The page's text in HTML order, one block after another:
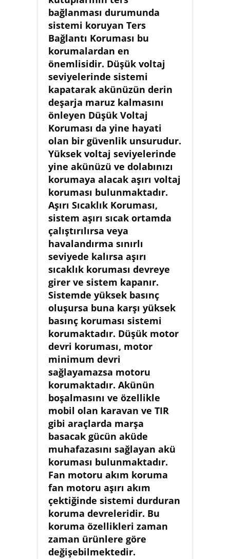
bağlanması durumunda
sistemi koruyan Ters
Bağlantı Koruması bu
korumalardan en
önemlisidir. Düşük voltaj
seviyelerinde sistemi
kapatarak akünüzün derin
deşarja maruz kalmasını
önleyen Düşük Voltaj
Koruması da yine hayati
olan bir güvenlik unsurudur.
Yüksek voltaj seviyelerinde
yine akünüzü ve dolabınızı
korumaya alacak aşırı voltaj
koruması bulunmaktadır.
Aşırı Sıcaklık Koruması,
sistem aşırı sıcak ortamda
çalıştırılırsa veya
havalandırma sınırlı
seviyede kalırsa aşırı
sıcaklık koruması devreye
girer ve sistem kapanır.
Sistemde yüksek basınç
oluşursa buna karşı yüksek
basınç koruması sistemi
korumaktadır. Düşük motor
devri koruması, motor
minimum devri
sağlayamazsa motoru
korumaktadır. Akünün
boşalmasını ve özellikle
mobil olan karavan ve TIR
gibi araçlarda marşa
basacak gücün aküde
muhafazasını sağlayan akü
koruması bulunmaktadır.
Fan motoru akım koruma
fan motoru aşırı akım
çektiğinde sistemi durduran
koruma devreleridir. Bu
koruma özellikleri zaman
zaman ürünlere göre
değişebilmektedir.